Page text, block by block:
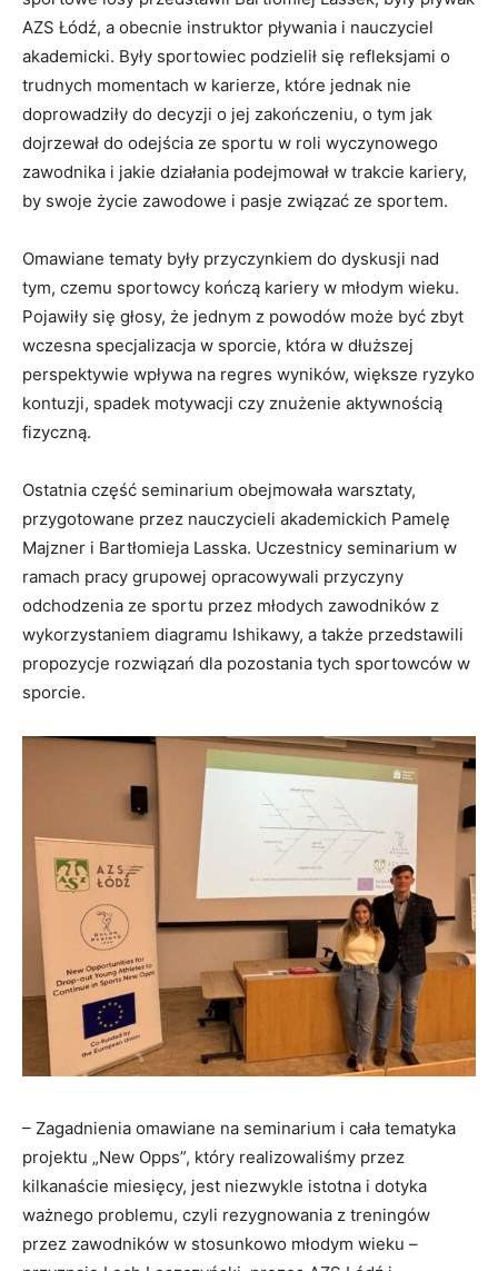
AZS Łódź, a obecnie instruktor pływania i nauczyciel
akademicki. Były sportowiec podzielił się refleksjami o
trudnych momentach w karierze, które jednak nie
doprowadziły do decyzji o jej zakończeniu, o tym jak
dojrzewał do odejścia ze sportu w roli wyczynowego
zawodnika i jakie działania podejmował w trakcie kariery,
by swoje życie zawodowe i pasje związać ze sportem.
Omawiane tematy były przyczynkiem do dyskusji nad
tym, czemu sportowcy kończą kariery w młodym wieku.
Pojawiły się głosy, że jednym z powodów może być zbyt
wczesna specjalizacja w sporcie, która w dłuższej
perspektywie wpływa na regres wyników, większe ryzyko
kontuzji, spadek motywacji czy znużenie aktywnością
fizyczną.
Ostatnia część seminarium obejmowała warsztaty,
przygotowane przez nauczycieli akademickich Pamelę
Majzner i Bartłomieja Lasska. Uczestnicy seminarium w
ramach pracy grupowej opracowywali przyczyny
odchodzenia ze sportu przez młodych zawodników z
wykorzystaniem diagramu Ishikawy, a także przedstawili
propozycje rozwiązań dla pozostania tych sportowców w
sporcie.
– Zagadnienia omawiane na seminarium i cała tematyka
projektu „New Opps”, który realizowaliśmy przez
kilkanaście miesięcy, jest niezwykle istotna i dotyka
ważnego problemu, czyli rezygnowania z treningów
przez zawodników w stosunkowo młodym wieku –